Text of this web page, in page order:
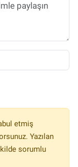
etmiş
Yazılan
sorumlu